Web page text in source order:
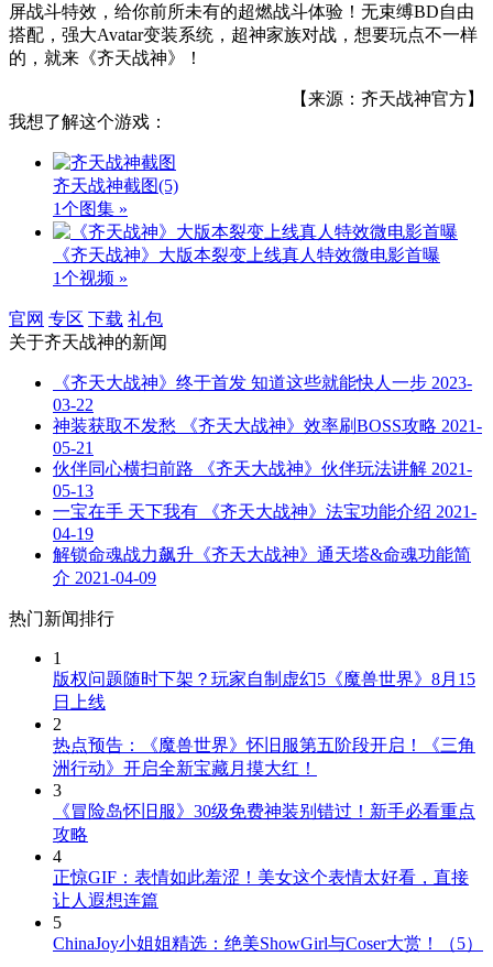
屏战斗特效，给你前所未有的超燃战斗体验！无束缚BD自由
搭配，强大Avatar变装系统，超神家族对战，想要玩点不一样
的，就来《齐天战神》！
【来源：齐天战神官方】
我想了解这个游戏：
齐天战神截图(5)
1个图集 »
《齐天战神》大版本裂变上线真人特效微电影首曝
1个视频 »
官网 专区 下载 礼包
关于齐天战神的新闻
《齐天大战神》终于首发 知道这些就能快人一步 2023-
03-22
神装获取不发愁 《齐天大战神》效率刷BOSS攻略 2021-
05-21
伙伴同心横扫前路 《齐天大战神》伙伴玩法讲解 2021-
05-13
一宝在手 天下我有 《齐天大战神》法宝功能介绍 2021-
04-19
解锁命魂战力飙升《齐天大战神》通天塔&命魂功能简
介 2021-04-09
热门新闻排行
1
版权问题随时下架？玩家自制虚幻5《魔兽世界》8月15
日上线
2
热点预告：《魔兽世界》怀旧服第五阶段开启！《三角
洲行动》开启全新宝藏月摸大红！
3
《冒险岛怀旧服》30级免费神装别错过！新手必看重点
攻略
4
正惊GIF：表情如此羞涩！美女这个表情太好看，直接
让人遐想连篇
5
ChinaJoy小姐姐精选：绝美ShowGirl与Coser大赏！（5）